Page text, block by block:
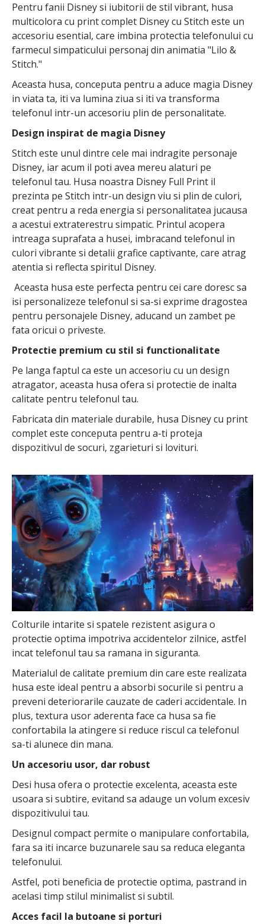
Pentru fanii Disney si iubitorii de stil vibrant, husa
multicolora cu print complet Disney cu Stitch este un
accesoriu esential, care imbina protectia telefonului cu
farmecul simpaticului personaj din animatia "Lilo &
Stitch."
Aceasta husa, conceputa pentru a aduce magia Disney
in viata ta, iti va lumina ziua si iti va transforma
telefonul intr-un accesoriu plin de personalitate.
Design inspirat de magia Disney
Stitch este unul dintre cele mai indragite personaje
Disney, iar acum il poti avea mereu alaturi pe
telefonul tau. Husa noastra Disney Full Print il
prezinta pe Stitch intr-un design viu si plin de culori,
creat pentru a reda energia si personalitatea jucausa
a acestui extraterestru simpatic. Printul acopera
intreaga suprafata a husei, imbracand telefonul in
culori vibrante si detalii grafice captivante, care atrag
atentia si reflecta spiritul Disney.
Aceasta husa este perfecta pentru cei care doresc sa
isi personalizeze telefonul si sa-si exprime dragostea
pentru personajele Disney, aducand un zambet pe
fata oricui o priveste.
Protectie premium cu stil si functionalitate
Pe langa faptul ca este un accesoriu cu un design
atragator, aceasta husa ofera si protectie de inalta
calitate pentru telefonul tau.
Fabricata din materiale durabile, husa Disney cu print
complet este conceputa pentru a-ti proteja
dispozitivul de socuri, zgarieturi si lovituri.
Colturile intarite si spatele rezistent asigura o
protectie optima impotriva accidentelor zilnice, astfel
incat telefonul tau sa ramana in siguranta.
Materialul de calitate premium din care este realizata
husa este ideal pentru a absorbi socurile si pentru a
preveni deteriorarile cauzate de caderi accidentale. In
plus, textura usor aderenta face ca husa sa fie
confortabila la atingere si reduce riscul ca telefonul
sa-ti alunece din mana.
Un accesoriu usor, dar robust
Desi husa ofera o protectie excelenta, aceasta este
usoara si subtire, evitand sa adauge un volum excesiv
dispozitivului tau.
Designul compact permite o manipulare confortabila,
fara sa iti incarce buzunarele sau sa reduca eleganta
telefonului.
Astfel, poti beneficia de protectie optima, pastrand in
acelasi timp stilul minimalist si subtil.
Acces facil la butoane si porturi